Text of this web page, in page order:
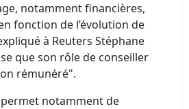
notamment financières,
fonction de l’évolution de
à Reuters Stéphane
que son rôle de conseiller
rémunéré".
notamment de